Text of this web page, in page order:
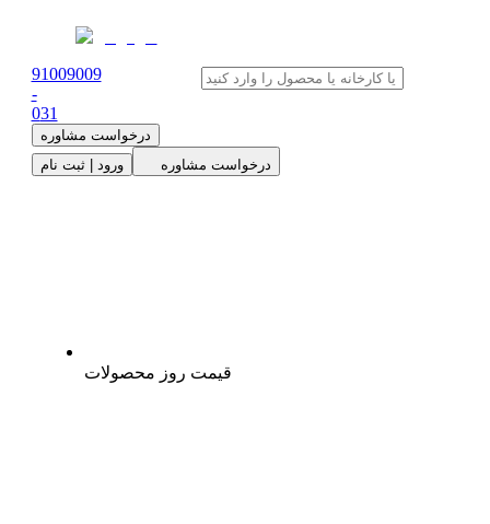
91009009
-
031
درخواست مشاوره
ورود | ثبت نام
درخواست مشاوره
قیمت روز محصولات